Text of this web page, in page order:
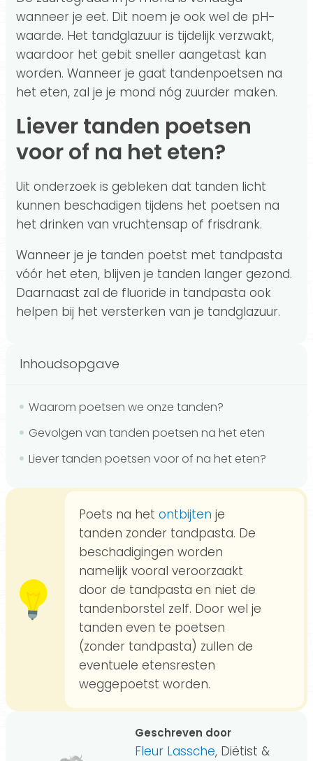
wanneer je eet. Dit noem je ook wel de pH-
waarde. Het tandglazuur is tijdelijk verzwakt,
waardoor het gebit sneller aangetast kan
worden. Wanneer je gaat tandenpoetsen na
het eten, zal je je mond nóg zuurder maken.
Liever tanden poetsen
voor of na het eten?
Uit onderzoek is gebleken dat tanden licht
kunnen beschadigen tijdens het poetsen na
het drinken van vruchtensap of frisdrank.
Wanneer je je tanden poetst met tandpasta
vóór het eten, blijven je tanden langer gezond.
Daarnaast zal de fluoride in tandpasta ook
helpen bij het versterken van je tandglazuur.
Inhoudsopgave
Waarom poetsen we onze tanden?
Gevolgen van tanden poetsen na het eten
Liever tanden poetsen voor of na het eten?
Poets na het ontbijten je
tanden zonder tandpasta. De
beschadigingen worden
namelijk vooral veroorzaakt
door de tandpasta en niet de
tandenborstel zelf. Door wel je
tanden even te poetsen
(zonder tandpasta) zullen de
eventuele etensresten
weggepoetst worden.
Geschreven door
Fleur Lassche, Diëtist &